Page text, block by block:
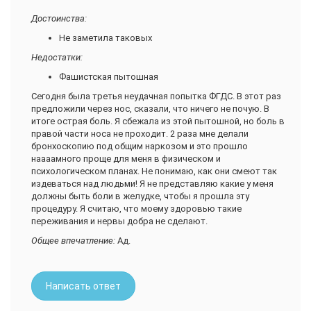
Достоинства:
Не заметила таковых
Недостатки:
Фашистская пытошная
Сегодня была третья неудачная попытка ФГДС. В этот раз
предложили через нос, сказали, что ничего не почую. В
итоге острая боль. Я сбежала из этой пытошной, но боль в
правой части носа не проходит. 2 раза мне делали
бронхоскопию под общим наркозом и это прошло
наааамного проще для меня в физическом и
психологическом планах. Не понимаю, как они смеют так
издеваться над людьми! Я не представляю какие у меня
должны быть боли в желудке, чтобы я прошла эту
процедуру. Я считаю, что моему здоровью такие
переживания и нервы добра не сделают.
Общее впечатление: Ад.
Написать ответ